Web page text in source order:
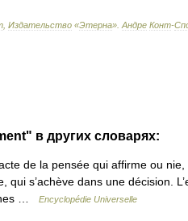
Издательство «Этерна» Андре Конт-
в других словарях:
de la pensée qui affirme ou
qui s’achève dans une décision.
…
Encyclopédie Universelle